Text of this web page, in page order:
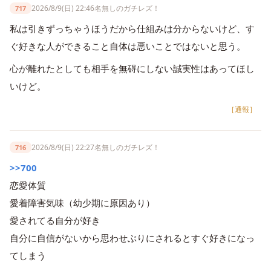
717 2026/8/9(日) 22:46名無しのガチレズ！
私は引きずっちゃうほうだから仕組みは分からないけど、す
ぐ好きな人ができること自体は悪いことではないと思う。
心が離れたとしても相手を無碍にしない誠実性はあってほし
いけど。
［通報］
716 2026/8/9(日) 22:27名無しのガチレズ！
>>700
恋愛体質
愛着障害気味（幼少期に原因あり）
愛されてる自分が好き
自分に自信がないから思わせぶりにされるとすぐ好きになっ
てしまう